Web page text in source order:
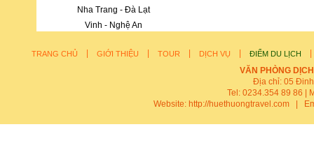
Nha Trang - Đà Lạt
Vinh - Nghệ An
TRANG CHỦ GIỚI THIỆU TOUR DỊCH VỤ ĐIỂM DU LỊCH
VĂN PHÒNG
Địa chỉ: 05
Tel: 0234.354 89 86 |
Website: http://huethuongtravel.com |